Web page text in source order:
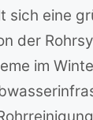
sich eine
der
im